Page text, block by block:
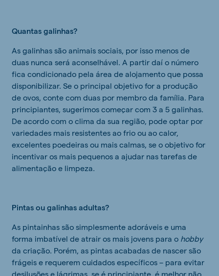
Quantas galinhas?
As galinhas são animais sociais, por isso menos de
duas nunca será aconselhável. A partir daí o número
fica condicionado pela área de alojamento que possa
disponibilizar. Se o principal objetivo for a produção
de ovos, conte com duas por membro da família. Para
principiantes, sugerimos começar com 3 a 5 galinhas.
De acordo com o clima da sua região, pode optar por
variedades mais resistentes ao frio ou ao calor,
excelentes poedeiras ou mais calmas, se o objetivo for
incentivar os mais pequenos a ajudar nas tarefas de
alimentação e limpeza.
Pintas ou galinhas adultas?
As pintainhas são simplesmente adoráveis e uma
forma imbatível de atrair os mais jovens para o hobby
da criação. Porém, as pintas acabadas de nascer são
frágeis e requerem cuidados específicos – para evitar
desilusões e lágrimas, se é principiante, é melhor não